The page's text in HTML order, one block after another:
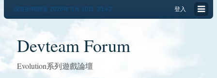
登入
現在的時間是 2026年 8月 10日, 23:42
Devteam Forum
Evolution系列遊戲論壇